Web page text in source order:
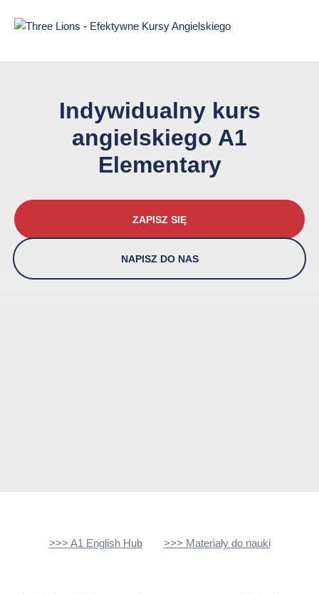
Indywidualny kurs
angielskiego A1
Elementary
ZAPISZ SIĘ
NAPISZ DO NAS
>>> A1 English Hub >>> Materiały do nauki